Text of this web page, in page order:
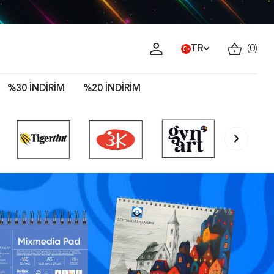
TR (0)
%30 İNDİRİM %20 İNDİRİM